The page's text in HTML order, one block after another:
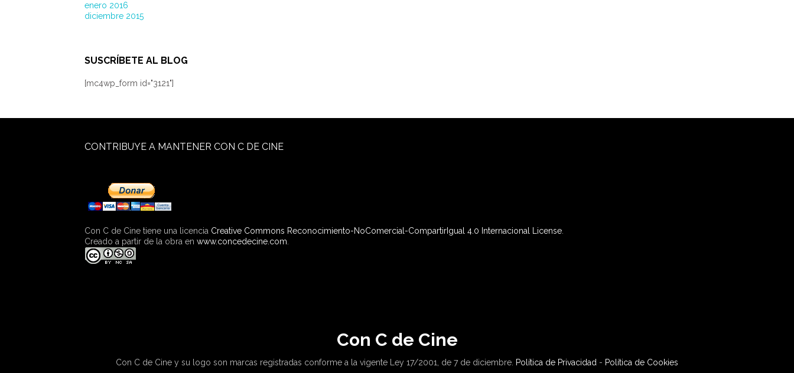
enero 2016
diciembre 2015
SUSCRÍBETE AL BLOG
[mc4wp_form id="3121"]
CONTRIBUYE A MANTENER CON C DE CINE
Con C de Cine tiene una licencia Creative Commons Reconocimiento-NoComercial-CompartirIgual 4.0 Internacional License.
Creado a partir de la obra en www.concedecine.com
Con C de Cine
Con C de Cine y su logo son marcas registradas conforme a la vigente Ley 17/2001, de 7 de diciembre. Política de Privacidad - Política de Cookies